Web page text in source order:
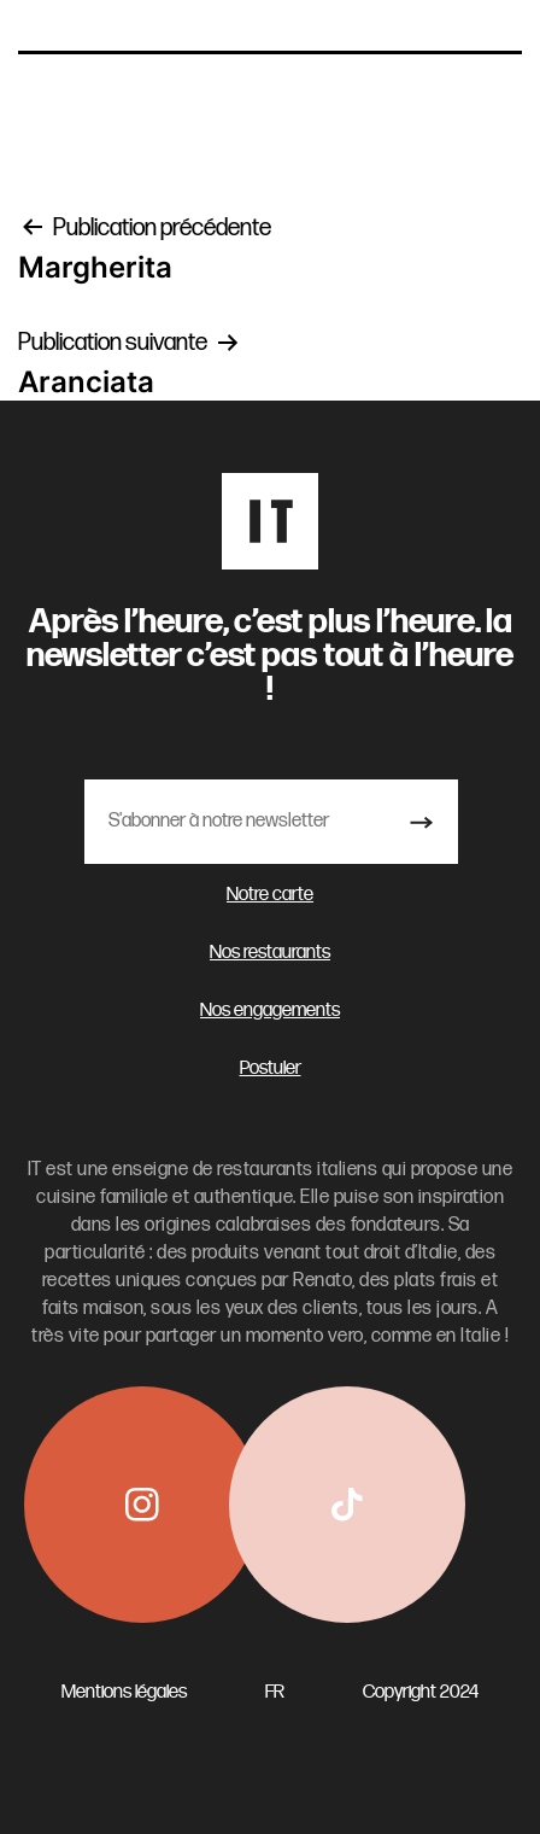
Navigation
de
l’article
Publication précédente
Margherita
Publication suivante
Aranciata
Après l’heure, c’est plus l’heure. la
newsletter c’est pas tout à l’heure
!
Notre carte
Nos restaurants
Nos engagements
Postuler
IT est une enseigne de restaurants italiens qui propose une
cuisine familiale et authentique. Elle puise son inspiration
dans les origines calabraises des fondateurs. Sa
particularité : des produits venant tout droit d’Italie, des
recettes uniques conçues par Renato, des plats frais et
faits maison, sous les yeux des clients, tous les jours. A
très vite pour partager un momento vero, comme en Italie !
Mentions légales FR Copyright 2024